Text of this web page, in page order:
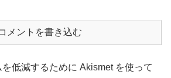
メントを書き込む
低減するために Akismet を使って